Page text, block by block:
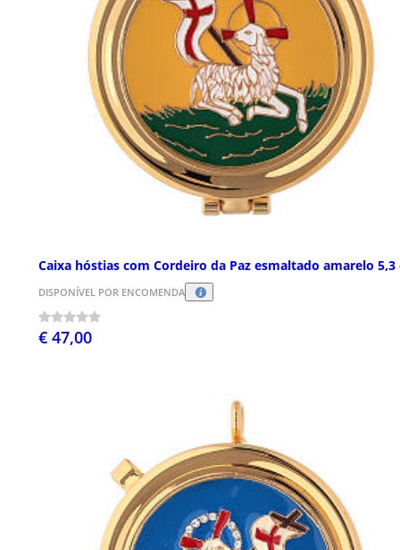
Caixa hóstias com Cordeiro da Paz esmaltado amarelo 5,3
DISPONÍVEL POR ENCOMENDA
€ 47,00